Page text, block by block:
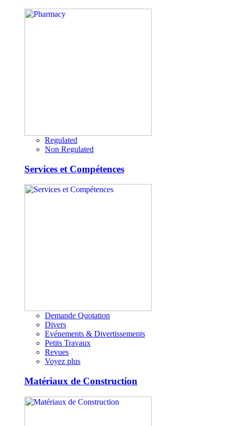
Regulated
Non Regulated
Services et Compétences
Demande Quotation
Divers
Evénements & Divertissements
Petits Travaux
Revues
Voyez plus
Matériaux de Construction